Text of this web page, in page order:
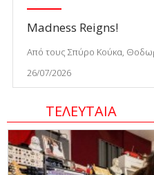
Madness Reigns!
Από τους Σπύρο Κούκα,
26/07/2026
ΤΕΛΕΥΤΑΙΑ